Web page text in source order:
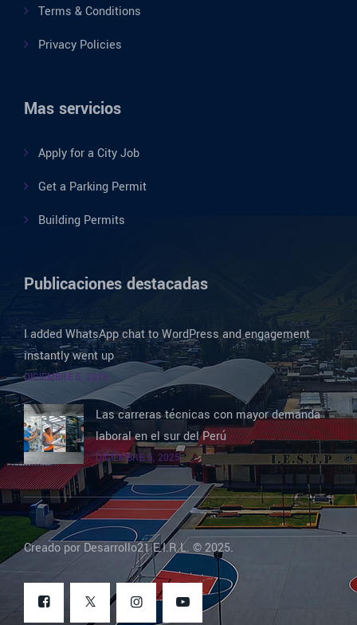
Terms & Conditions
Privacy Policies
Mas servicios
Apply for a City Job
Get a Parking Permit
Building Permits
Publicaciones destacadas
I added WhatsApp chat to WordPress and engagement
instantly went up
DICIEMBRE 5, 2025
Las carreras técnicas con mayor demanda
laboral en el sur del Perú
DICIEMBRE 5, 2025
Creado por Desarrollo21 E.I.R.L. © 2025.